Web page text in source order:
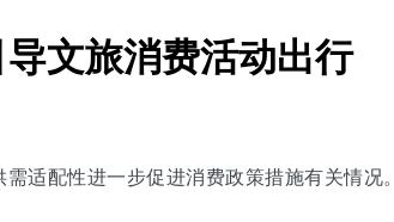
文旅消费活动出行
适配性进一步促进消费政策措施有关情况。